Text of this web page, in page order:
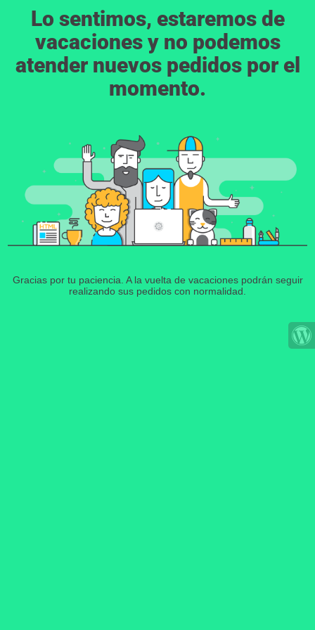
Lo sentimos, estaremos de
vacaciones y no podemos
atender nuevos pedidos por el
momento.
Gracias por tu paciencia. A la vuelta de vacaciones podrán seguir
realizando sus pedidos con normalidad.